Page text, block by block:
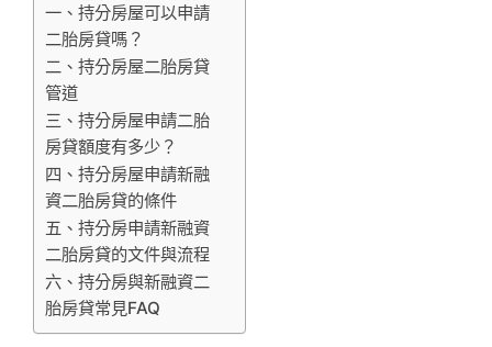
一、持分房屋可以申請
二胎房貸嗎？
二、持分房屋二胎房貸
管道
三、持分房屋申請二胎
房貸額度有多少？
四、持分房屋申請新融
資二胎房貸的條件
五、持分房申請新融資
二胎房貸的文件與流程
六、持分房與新融資二
胎房貸常見FAQ